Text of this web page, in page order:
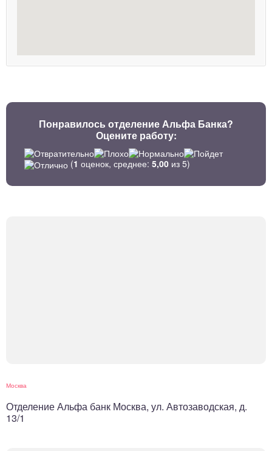
Понравилось отделение Альфа Банка?
Оцените работу:
(1 оценок, среднее: 5,00 из 5)
Москва
Отделение Альфа банк Москва, ул. Автозаводская, д.
13/1